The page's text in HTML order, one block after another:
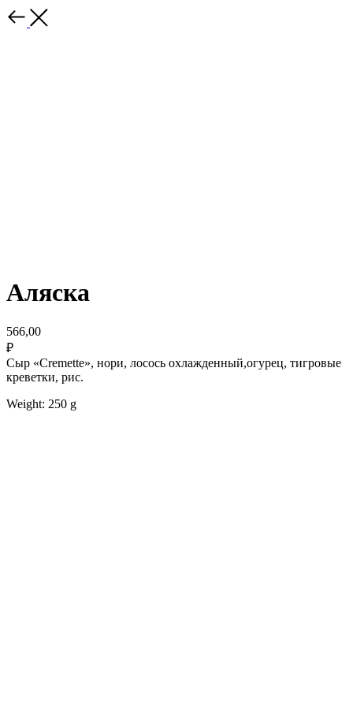
Аляска
566,00
₽
Сыр «Cremette», нори, лосось охлажденный,огурец, тигровые
креветки, рис.
Weight: 250 g